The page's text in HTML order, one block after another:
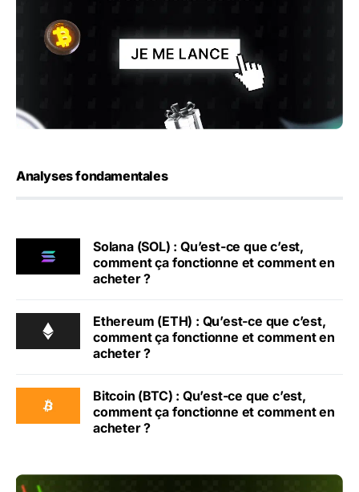
Analyses fondamentales
Solana (SOL) : Qu’est-ce que c’est,
comment ça fonctionne et comment en
acheter ?
Ethereum (ETH) : Qu’est-ce que c’est,
comment ça fonctionne et comment en
acheter ?
Bitcoin (BTC) : Qu’est-ce que c’est,
comment ça fonctionne et comment en
acheter ?